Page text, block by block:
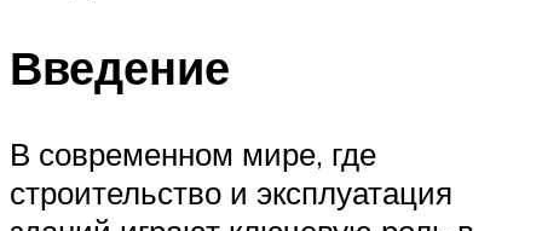
Введение
В современном мире, где
строительство и эксплуатация